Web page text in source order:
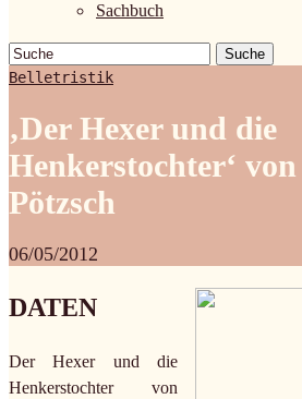
Sachbuch
Suche
Belletristik
‚Der Hexer und die
Henkerstochter‘
Pötzsch
06/05/2012
DATEN
Der Hexer und die
Henkerstochter von